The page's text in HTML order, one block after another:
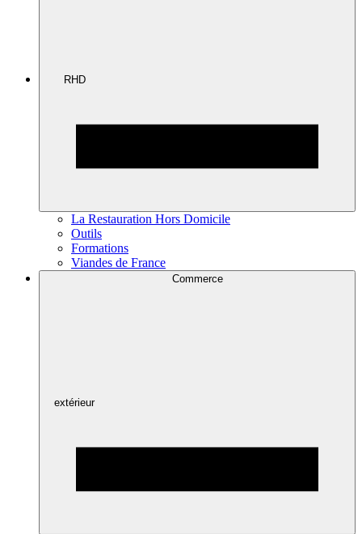
RHD
La Restauration Hors Domicile
Outils
Formations
Viandes de France
Commerce
extérieur